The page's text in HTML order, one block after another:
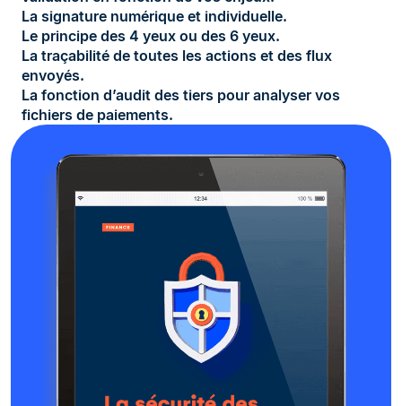
La signature numérique et individuelle.
Le principe des 4 yeux ou des 6 yeux.
La traçabilité de toutes les actions et des flux
envoyés.
La fonction d’audit des tiers pour analyser vos
fichiers de paiements.